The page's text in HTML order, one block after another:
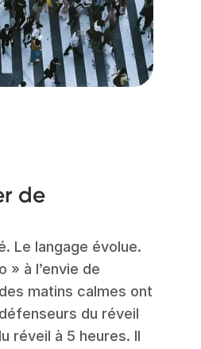
de
Le langage évolue.
» à l’envie de
matins calmes ont
du réveil
réveil à 5 heures. Il